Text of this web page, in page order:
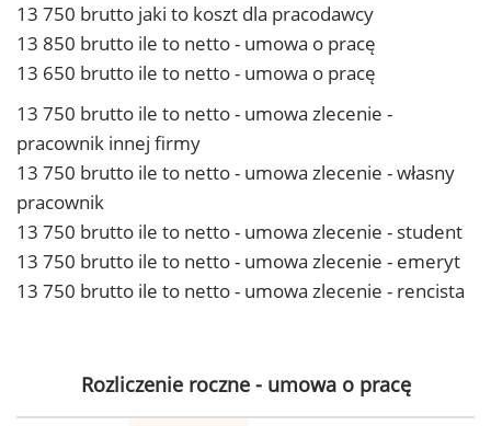
13 750 brutto jaki to koszt dla pracodawcy
13 850 brutto ile to netto - umowa o pracę
13 650 brutto ile to netto - umowa o pracę
13 750 brutto ile to netto - umowa zlecenie -
pracownik innej firmy
13 750 brutto ile to netto - umowa zlecenie - własny
pracownik
13 750 brutto ile to netto - umowa zlecenie - student
13 750 brutto ile to netto - umowa zlecenie - emeryt
13 750 brutto ile to netto - umowa zlecenie - rencista
Rozliczenie roczne - umowa o pracę